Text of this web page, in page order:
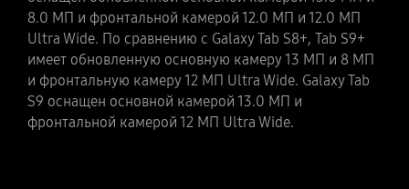
8.0 МП и фронтальной камерой 12.0 МП и 12.0 МП
Ultra Wide. По сравнению с Galaxy Tab S8+, Tab S9+
имеет обновленную основную камеру 13 МП и 8 МП
и фронтальную камеру 12 МП Ultra Wide. Galaxy Tab
S9 оснащен основной камерой 13.0 МП и
фронтальной камерой 12 МП Ultra Wide.